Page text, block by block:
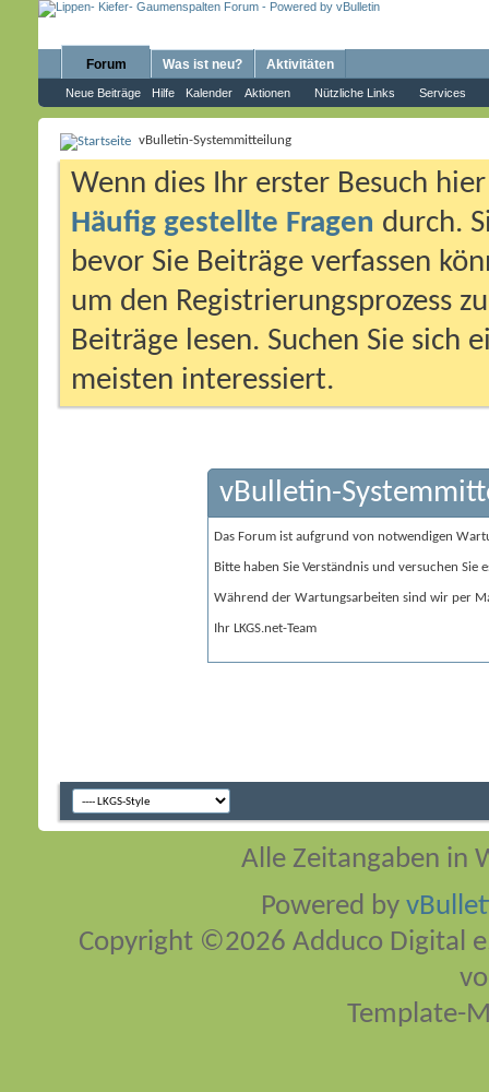
Forum
Neue Beiträge Hilfe Kalender Aktionen Nützliche Links Services
Was ist neu? Aktivitäten
vBulletin-Systemmitteilung
Wenn dies Ihr erster Besuch
Häufig gestellte Fragen durch.
bevor Sie Beiträge verfassen
um den Registrierungsprozess
Beiträge lesen. Suchen Sie sich
meisten interessiert.
vBulletin-
Das Forum ist aufgrund von notwendigen
Bitte haben Sie Verständnis und versuchen Sie
Während der Wartungsarbeiten sind wir per
Ihr LKGS.net-Team
Alle Zeitangaben in
Powered by
Copyright ©2026 Adduco Digital
Template-